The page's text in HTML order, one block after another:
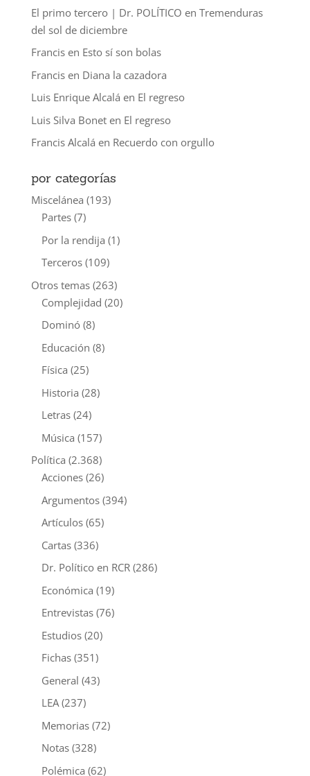
El primo tercero | Dr. POLÍTICO en Tremenduras
del sol de diciembre
Francisen Esto sí son bolas
Francisen Diana la cazadora
Luis Enrique Alcalá en El regreso
Luis Silva Boneten El regreso
Francis Alcalá en Recuerdo con orgullo
por categorías
Miscelánea (193)
Partes(7)
Por la rendija (1)
Terceros(109)
Otros temas(263)
Complejidad (20)
Dominó(8)
Educación (8)
Física (25)
Historia (28)
Letras(24)
Música (157)
Política (2.368)
Acciones(26)
Argumentos(394)
Artículos(65)
Cartas(336)
Dr. Político en RCR(286)
Económica (19)
Entrevistas(76)
Estudios(20)
Fichas(351)
General (43)
LEA(237)
Memorias(72)
Notas(328)
Polémica (62)